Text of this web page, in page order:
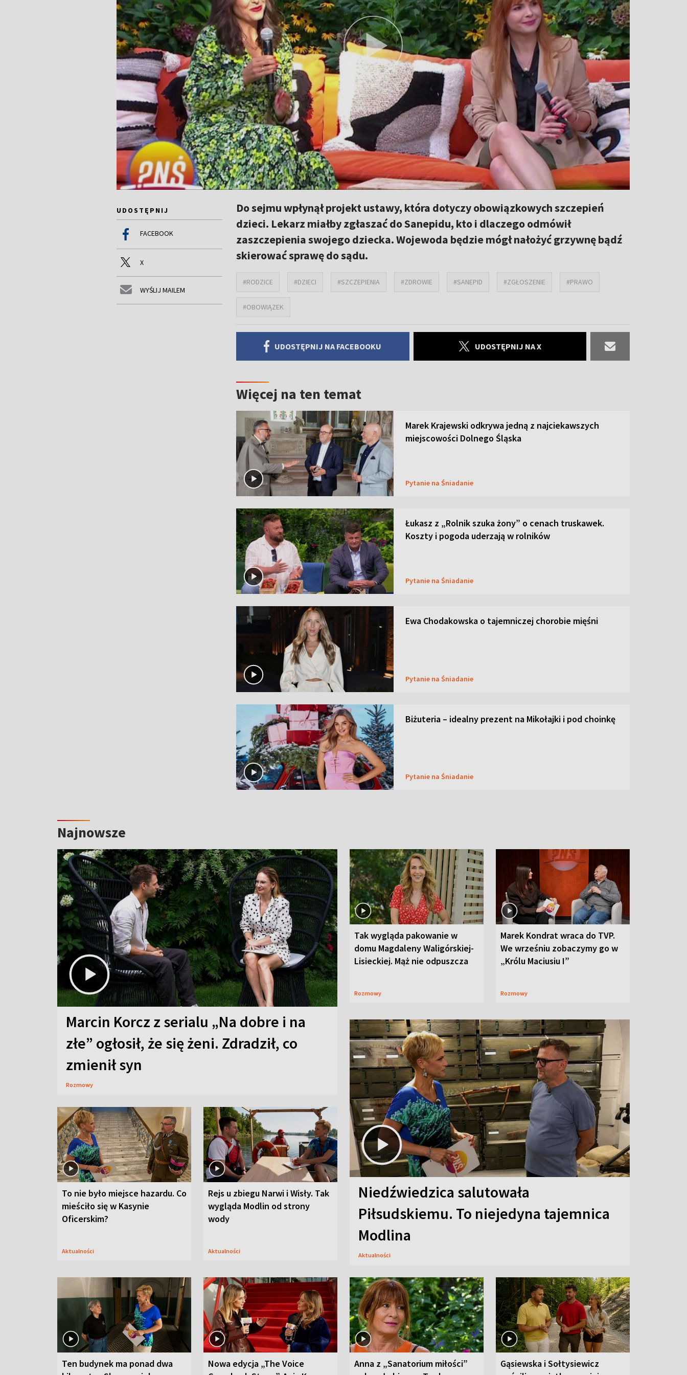
UDOSTĘPNIJ
FACEBOOK
X
WYŚLIJ MAILEM
Do sejmu wpłynął projekt ustawy, która dotyczy obowiązkowych szczepień
dzieci. Lekarz miałby zgłaszać do Sanepidu, kto i dlaczego odmówił
zaszczepienia swojego dziecka. Wojewoda będzie mógł nałożyć grzywnę bądź
skierować sprawę do sądu.
#RODZICE #DZIECI #SZCZEPIENIA #ZDROWIE #SANEPID #ZGŁOSZENIE #PRAWO
#OBOWIĄZEK
UDOSTĘPNIJ NA FACEBOOKU UDOSTĘPNIJ NA X
Więcej na ten temat
Marek Krajewski odkrywa jedną z najciekawszych
miejscowości Dolnego Śląska
Pytanie na Śniadanie
Łukasz z „Rolnik szuka żony” o cenach truskawek.
Koszty i pogoda uderzają w rolników
Pytanie na Śniadanie
Ewa Chodakowska o tajemniczej chorobie mięśni
Pytanie na Śniadanie
Biżuteria – idealny prezent na Mikołajki i pod choinkę
Pytanie na Śniadanie
Najnowsze
Marcin Korcz z serialu „Na dobre i na
złe” ogłosił, że się żeni. Zdradził, co
zmienił syn
Rozmowy
Tak wygląda pakowanie w
domu Magdaleny Waligórskiej-
Lisieckiej. Mąż nie odpuszcza
Rozmowy
Marek Kondrat wraca do TVP.
We wrześniu zobaczymy go w
„Królu Maciusiu I”
Rozmowy
To nie było miejsce hazardu. Co
mieściło się w Kasynie
Oficerskim?
Aktualności
Rejs u zbiegu Narwi i Wisły. Tak
wygląda Modlin od strony
wody
Aktualności
Niedźwiedzica salutowała
Piłsudskiemu. To niejedyna tajemnica
Modlina
Aktualności
Ten budynek ma ponad dwa
Nowa edycja „The Voice
Anna z „Sanatorium miłości”
Gąsiewska i Sołtysiewicz